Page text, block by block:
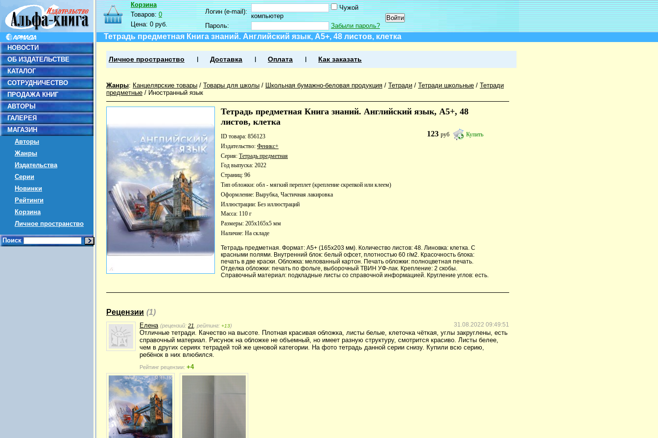
НОВОСТИ
ОБ ИЗДАТЕЛЬСТВЕ
КАТАЛОГ
СОТРУДНИЧЕСТВО
ПРОДАЖА КНИГ
АВТОРЫ
ГАЛЕРЕЯ
МАГАЗИН
Авторы
Жанры
Издательства
Серии
Новинки
Рейтинги
Корзина
Личное пространство
Поиск
Корзина
Товаров:0
Цена:0 руб.
Логин (e-mail):
Чужой
компьютер
Пароль:
Забыли пароль?
Тетрадь предметная Книга знаний. Английский язык, А5+, 48 листов, клетка
Личное пространство Доставка Оплата Как заказать
Жанры: Канцелярские товары / Товары для школы / Школьная бумажно-беловая продукция / Тетради / Тетради школьные / Тетради
предметные / Иностранный язык
Тетрадь предметная Книга знаний. Английский язык, А5+, 48
листов, клетка
123руб Купить
ID товара: 856123
Издательство: Феникс+
Серия: Тетрадь предметная
Год выпуска: 2022
Страниц: 96
Тип обложки: обл - мягкий переплет (крепление скрепкой или клеем)
Оформление: Вырубка, Частичная лакировка
Иллюстрации: Без иллюстраций
Масса: 110 г
Размеры: 205x165x5 мм
Наличие: На складе
Тетрадь предметная. Формат: А5+ (165х203 мм). Количество листов: 48. Линовка: клетка. С
красными полями. Внутренний блок: белый офсет, плотностью 60 г/м2. Красочность блока:
печать в две краски. Обложка: мелованный картон. Печать обложки: полноцветная печать.
Отделка обложки: печать по фольге, выборочный ТВИН УФ-лак. Крепление: 2 скобы.
Справочный материал: подкладные листы со справочной информацией. Кругление углов: есть.
Рецензии (1)
31.08.2022 09:49:51
Елена (рецензий: 21 , рейтинг: +13)
Отличные тетради. Качество на высоте. Плотная красивая обложка, листы белые, клеточка чёткая, углы закруглены, есть
справочный материал. Рисунок на обложке не объемный, но имеет разную структуру, смотрится красиво. Листы белее,
чем в других сериях тетрадей той же ценовой категории. На фото тетрадь данной серии снизу. Купили всю серию,
ребёнок в них влюбился.
Рейтинг рецензии: +4